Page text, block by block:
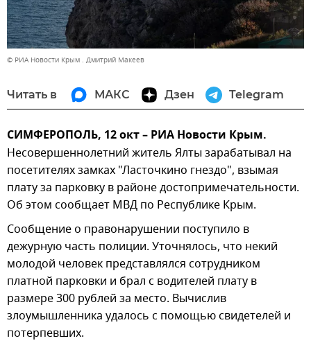
© РИА Новости Крым . Дмитрий Макеев
Читать в МАКС Дзен Telegram
СИМФЕРОПОЛЬ, 12 окт – РИА Новости Крым.
Несовершеннолетний житель Ялты зарабатывал на
посетителях замках "Ласточкино гнездо", взымая
плату за парковку в районе достопримечательности.
Об этом сообщает МВД по Республике Крым.
Сообщение о правонарушении поступило в
дежурную часть полиции. Уточнялось, что некий
молодой человек представлялся сотрудником
платной парковки и брал с водителей плату в
размере 300 рублей за место. Вычислив
злоумышленника удалось с помощью свидетелей и
потерпевших.